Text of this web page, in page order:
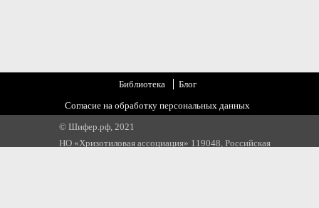
Библиотека
Блог
Согласие на обработку персональных данных
© Шифер.рф, 2021
НО «Хризотиловая ассоциация» 119048, Российская